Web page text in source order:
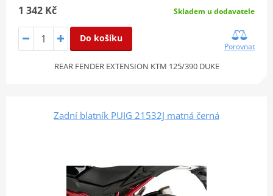
1 342 Kč Skladem u dodavatele
Do košíku
Porovnat
REAR FENDER EXTENSION KTM 125/390 DUKE
Zadní blatník PUIG 21532J matná černá